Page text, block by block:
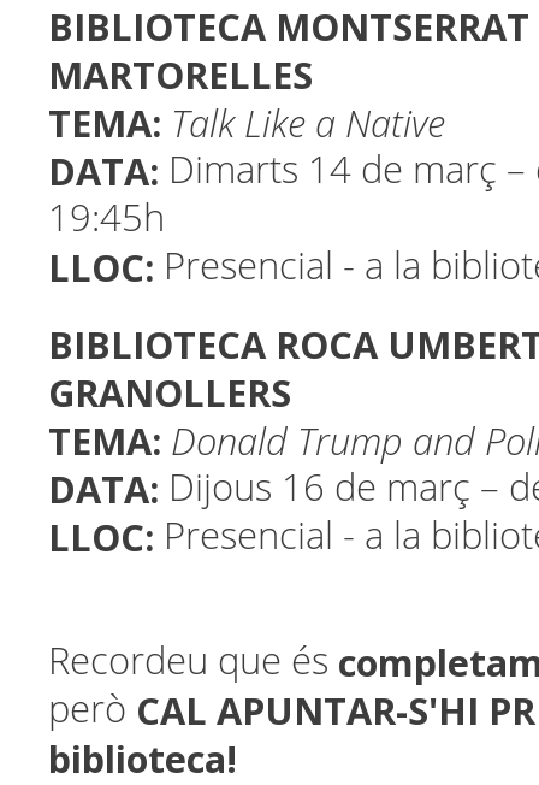
BIBLIOTECA
MARTORELLES
TEMA: Talk Like a Native
DATA: Dimarts 14 de març –
19:45h
LLOC: Presencial - a la
BIBLIOTECA ROCA
GRANOLLERS
TEMA: Donald Trump and
DATA: Dijous 16 de març –
LLOC: Presencial - a la
Recordeu que és
però CAL APUNTAR-S'HI
biblioteca!